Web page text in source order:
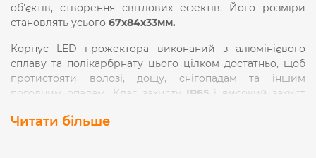
об'єктів, створення світлових ефектів. Його розміри
становлять усього 67x84x33мм.
Корпус LED прожектора виконаний з алюмінієвого
сплаву та полікарбрнату цього цілком достатньо, щоб
протистояти волозі, дощу, снігопадам та іншим
погодним опадам. Клас захисту IP65 і високий захист
95Лм/Вт, а сумарний світловий потік прожектора
Читати більше